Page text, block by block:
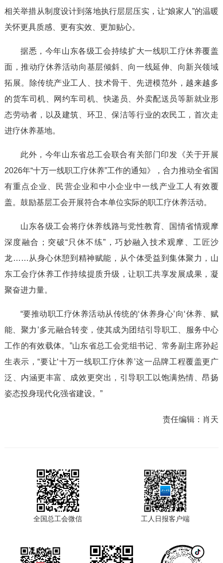
相关举措从制度设计到落地执行层层压实，让“娘家人”的温暖
关怀更具质感、更有实效、更加贴心。
据悉，今年山东各级工会持续扩大一线职工疗休养覆盖
面，推动疗休养活动向基层倾斜、向一线延伸、向新兴领域
拓展。除传统产业工人、技术骨干、先进模范外，越来越多
的货车司机、网约车司机、快递员、外卖配送员等新就业形
态劳动者，以及建筑、环卫、保洁等行业的农民工，首次走
进疗休养基地。
此外，今年山东省总工会联合有关部门印发《关于开展
2026年“十万一线职工疗休养”工作的通知》，合力推动全省国
有重点企业、民营企业和中小企业中一线产业工人有效覆
盖。鼓励基层工会开展符合本单位实际的职工疗休养活动。
山东各级工会将疗休养线路与党性教育、国情省情观摩
深度融合；突破“只休不练”，巧妙融入技术观摩、工匠沙
龙……从身心休憩到精神赋能，从个体受益到集体聚力，山
东工会疗休养工作持续提质升级，让职工共享发展成果，凝
聚奋进力量。
“要推动职工疗休养活动从传统的‘休养身心’向‘休养、赋
能、聚力’多元融合转变，使其成为团结引导职工、服务中心
工作的有效载体。”山东省总工会党组书记、常务副主席孙起
生表示，“要让‘十万一线职工疗休养’这一品牌工程覆盖更广
泛、内涵更丰富、成效更突出，引导职工以饱满热情、昂扬
姿态投身现代化强省建设。”
责任编辑： 肖天
全国总工会微信 工人日报客户端